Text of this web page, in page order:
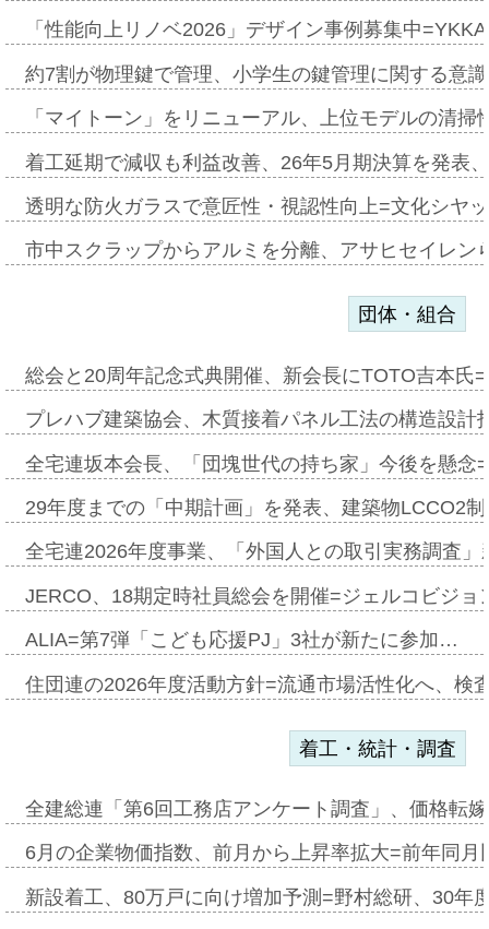
「性能向上リノベ2026」デザイン事例募集中
約7割が物理鍵で管理、小学生の鍵管理に関する意
「マイトーン」をリニューアル、上位モデルの清
着工延期で減収も利益改善、26年5月期決算を発表
透明な防火ガラスで意匠性・視認性向上=文化シヤ
市中スクラップからアルミを分離、アサヒセイレ
団体・組合
総会と20周年記念式典開催、新会長にTOTO吉本氏
プレハブ建築協会、木質接着パネル工法の構造設
全宅連坂本会長、「団塊世代の持ち家」今後を懸
29年度までの「中期計画」を発表、建築物LCCO2
全宅連2026年度事業、「外国人との取引実務調査
JERCO、18期定時社員総会を開催=ジェルコビジ
ALIA=第7弾「こども応援PJ」3社が新たに参加…
住団連の2026年度活動方針=流通市場活性化へ、検
着工・統計・調査
全建総連「第6回工務店アンケート調査」、価格転
6月の企業物価指数、前月から上昇率拡大=前年同
新設着工、80万戸に向け増加予測=野村総研、30年